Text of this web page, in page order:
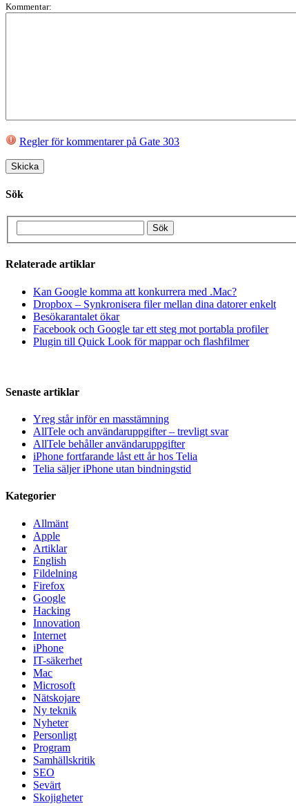
Kommentar:
Regler för kommentarer på Gate 303
Sök
Relaterade artiklar
Kan Google komma att konkurrera med .Mac?
Dropbox – Synkronisera filer mellan dina datorer enkelt
Besökarantalet ökar
Facebook och Google tar ett steg mot portabla profiler
Plugin till Quick Look för mappar och flashfilmer
Senaste artiklar
Yreg står inför en masstämning
AllTele och användaruppgifter – trevligt svar
AllTele behåller användaruppgifter
iPhone fortfarande låst ett år hos Telia
Telia säljer iPhone utan bindningstid
Kategorier
Allmänt
Apple
Artiklar
English
Fildelning
Firefox
Google
Hacking
Innovation
Internet
iPhone
IT-säkerhet
Mac
Microsoft
Nätskojare
Ny teknik
Nyheter
Personligt
Program
Samhällskritik
SEO
Sevärt
Skojigheter